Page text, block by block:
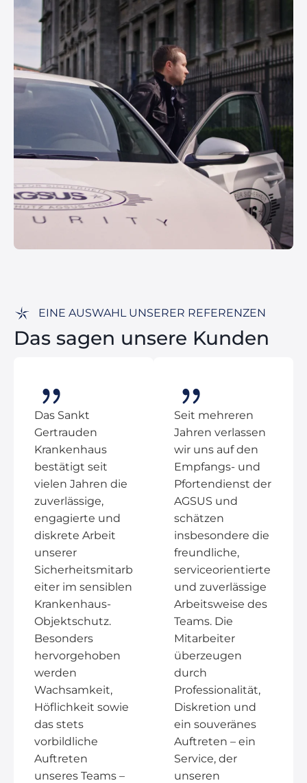
EINE AUSWAHL UNSERER REFERENZEN
Das sagen unsere Kunden
Das Sankt
Gertrauden
Krankenhaus
bestätigt seit
vielen Jahren die
zuverlässige,
engagierte und
diskrete Arbeit
unserer
Sicherheitsmitarb
eiter im sensiblen
Krankenhaus-
Objektschutz.
Besonders
hervorgehoben
werden
Wachsamkeit,
Höflichkeit sowie
das stets
vorbildliche
Auftreten
unseres Teams –
Seit mehreren
Jahren verlassen
wir uns auf den
Empfangs- und
Pfortendienst der
AGSUS und
schätzen
insbesondere die
freundliche,
serviceorientierte
und zuverlässige
Arbeitsweise des
Teams. Die
Mitarbeiter
überzeugen
durch
Professionalität,
Diskretion und
ein souveränes
Auftreten – ein
Service, der
unseren